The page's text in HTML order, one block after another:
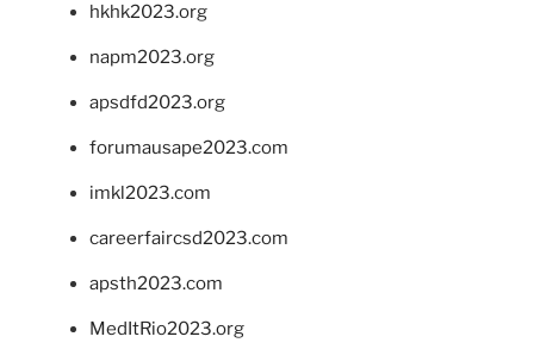
hkhk2023.org
napm2023.org
apsdfd2023.org
forumausape2023.com
imkl2023.com
careerfaircsd2023.com
apsth2023.com
MedItRio2023.org